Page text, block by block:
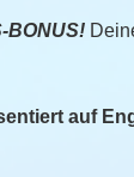
BONUS!
auf